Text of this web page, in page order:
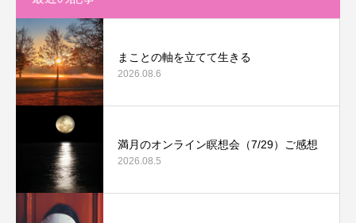
まことの軸を立てて生きる
2026.08.6
満月のオンライン瞑想会（7/29）ご感想
2026.08.5